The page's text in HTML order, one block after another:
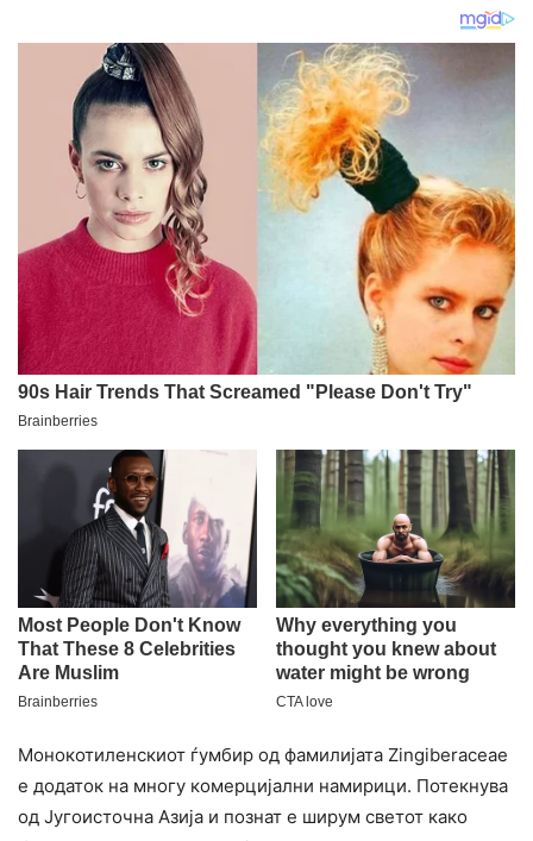
Монокотиленскиот ѓумбир од фамилијата Zingiberaceae
е додаток на многу комерцијални намирици. Потекнува
од Југоисточна Азија и познат е ширум светот како